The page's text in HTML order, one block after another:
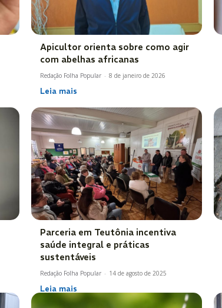
Apicultor orienta sobre como agir
com abelhas africanas
Redação Folha Popular - 8 de janeiro de 2026
Leia mais
Parceria em Teutônia incentiva
saúde integral e práticas
sustentáveis
Redação Folha Popular - 14 de agosto de 2025
Leia mais